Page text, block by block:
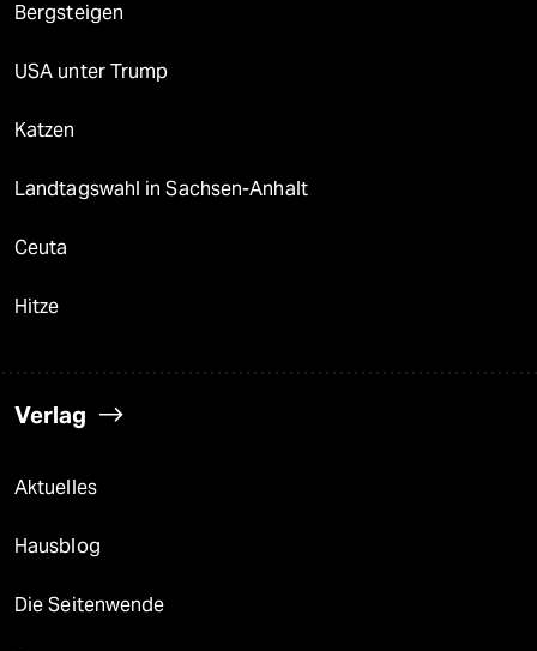
Bergsteigen
USA unter Trump
Katzen
Landtagswahl in Sachsen-Anhalt
Ceuta
Hitze
Verlag
Aktuelles
Hausblog
Die Seitenwende